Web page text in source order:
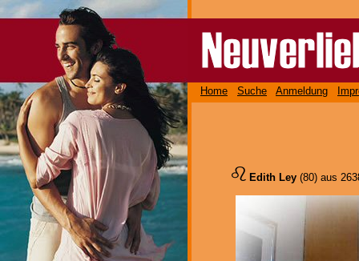
Home Suche Anmeldung
Edith Ley(80) aus